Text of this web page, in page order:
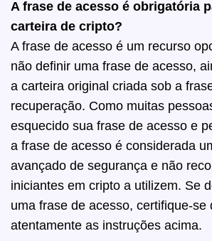
A frase de acesso é obrigatória
carteira de cripto?
A frase de acesso é um recurso
não definir uma frase de acesso,
a carteira original criada sob a
recuperação. Como muitas
esquecido sua frase de acesso e
a frase de acesso é considerada
avançado de segurança e não
iniciantes em cripto a utilizem. Se
uma frase de acesso, certifique-se
atentamente as instruções acima.